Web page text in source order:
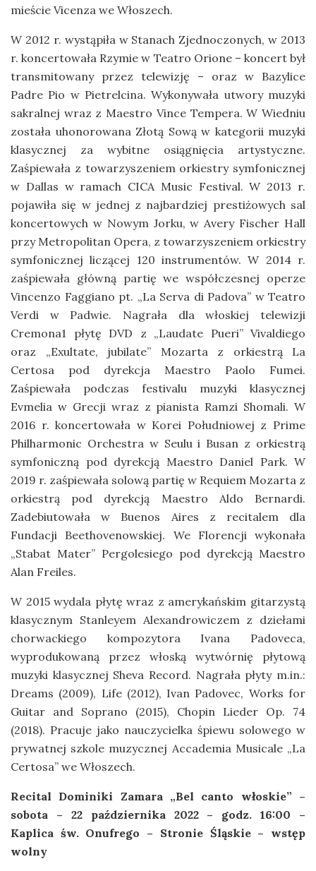
mieście Vicenza we Włoszech.
W 2012 r. wystąpiła w Stanach Zjednoczonych, w 2013
r. koncertowała Rzymie w Teatro Orione – koncert był
transmitowany przez telewizję – oraz w Bazylice
Padre Pio w Pietrelcina. Wykonywała utwory muzyki
sakralnej wraz z Maestro Vince Tempera. W Wiedniu
została uhonorowana Złotą Sową w kategorii muzyki
klasycznej za wybitne osiągnięcia artystyczne.
Zaśpiewała z towarzyszeniem orkiestry symfonicznej
w Dallas w ramach CICA Music Festival. W 2013 r.
pojawiła się w jednej z najbardziej prestiżowych sal
koncertowych w Nowym Jorku, w Avery Fischer Hall
przy Metropolitan Opera, z towarzyszeniem orkiestry
symfonicznej liczącej 120 instrumentów. W 2014 r.
zaśpiewała główną partię we współczesnej operze
Vincenzo Faggiano pt. „La Serva di Padova” w Teatro
Verdi w Padwie. Nagrała dla włoskiej telewizji
Cremona1 płytę DVD z „Laudate Pueri” Vivaldiego
oraz „Exultate, jubilate” Mozarta z orkiestrą La
Certosa pod dyrekcja Maestro Paolo Fumei.
Zaśpiewała podczas festivalu muzyki klasycznej
Evmelia w Grecji wraz z pianista Ramzi Shomali. W
2016 r. koncertowała w Korei Południowej z Prime
Philharmonic Orchestra w Seulu i Busan z orkiestrą
symfoniczną pod dyrekcją Maestro Daniel Park. W
2019 r. zaśpiewała solową partię w Requiem Mozarta z
orkiestrą pod dyrekcją Maestro Aldo Bernardi.
Zadebiutowała w Buenos Aires z recitalem dla
Fundacji Beethovenowskiej. We Florencji wykonała
„Stabat Mater” Pergolesiego pod dyrekcją Maestro
Alan Freiles.
W 2015 wydala płytę wraz z amerykańskim gitarzystą
klasycznym Stanleyem Alexandrowiczem z dziełami
chorwackiego kompozytora Ivana Padoveca,
wyprodukowaną przez włoską wytwórnię płytową
muzyki klasycznej Sheva Record. Nagrała płyty m.in.:
Dreams (2009), Life (2012), Ivan Padovec, Works for
Guitar and Soprano (2015), Chopin Lieder Op. 74
(2018). Pracuje jako nauczycielka śpiewu solowego w
prywatnej szkole muzycznej Accademia Musicale „La
Certosa” we Włoszech.
Recital Dominiki Zamara „Bel canto włoskie” –
sobota – 22 października 2022 – godz. 16:00 –
Kaplica św. Onufrego – Stronie Śląskie – wstęp
wolny